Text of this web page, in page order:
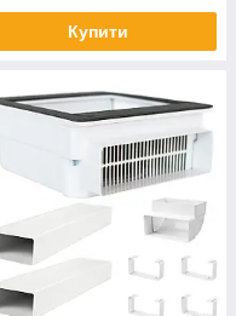
Купити